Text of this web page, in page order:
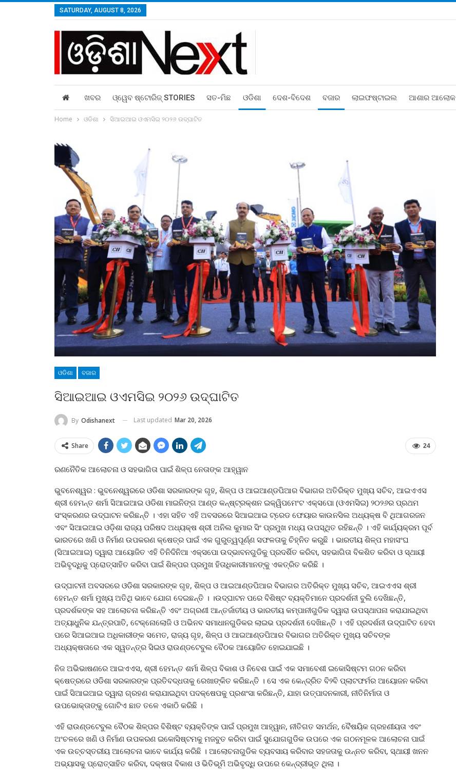
SATURDAY, AUGUST 8, 2026
ଖବର ଓ୍ୱେବ ଷ୍ଟୋରିଜ୍‌ STORIES ସତ-ମିଛ ଓଡିଶା ଦେଶ-ବିଦେଶ ବଜାର ଲାଇଫଷ୍ଟାଇଲ ଆଶାର ଆଲୋକ
Home ଓଡିଶା ସିଆଇଆଇ ଓଏମସିଇ ୨୦୨୬ ଉଦ୍‌ଘାଟିତ
ଓଡିଶା ବଜାର
ସିଆଇଆଇ ଓଏମସିଇ ୨୦୨୬ ଉଦ୍‌ଘାଟିତ
By Odishanext Last updated Mar 20, 2026
24
Share
ରଣନୈତିକ ଆଲୋଚନା ଓ ସହଭାଗିତା ପାଇଁ ଶିଳ୍ପ ନେତାଙ୍କ ଆହ୍ୱାନ
ଭୁବନେଶ୍ୱର : ଭୁବନେଶ୍ୱରରେ ଓଡିଶା ସରକାରଙ୍କ ଗୃହ, ଶିଳ୍ପ ଓ ଆଇଆଣ୍ଡପିଆର ବିଭାଗର ଅତିରିକ୍ତ ମୁଖ୍ୟ ସଚିବ, ଆଇଏଏସ
ଶ୍ରୀ ହେମନ୍ତ ଶର୍ମା ସିଆଇଆଇ ଓଡିଶା ମାଇନିଙ୍ଗ ଆଣ୍ଡ କନ୍‌ଷ୍ଟ୍ରକ୍‌ଶନ ଇକ୍ୱିପମେଂଟ ଏକ୍ସପୋ (ଓଏମସିଇ) ୨୦୨୬ର ପ୍ରଥମ
ସଂସ୍କରଣର ଉଦ୍‌ଘାଟନ କରିଛନ୍ତି । ଏହା ସହିତ ଏହି ଅବସରରେ ସିଆଇଆଇ ଟ୍ରେଡ ଫେୟାର କାଉନସିଲ ଅଧ୍ୟକ୍ଷ ବି ଥିଆଗରଜନ
ଏବଂ ସିଆଇଆଇ ଓଡ଼ିଶା ରାଜ୍ୟ ପରିଷଦ ଅଧ୍ୟକ୍ଷ ଶ୍ରୀ ଅନିଲ କୁମାର ସିଂ ପ୍ରମୁଖ ମଧ୍ୟ ଉପସ୍ଥିତ ରହିଛନ୍ତି । ଏହି କାର୍ଯ୍ୟକ୍ରମ ପୂର୍ବ
ଭାରତରେ ଖଣି ଓ ନିର୍ମାଣ ଉପକରଣ କ୍ଷେତ୍ର ପାଇଁ ଏକ ଗୁରୁତ୍ୱପୂର୍ଣ୍ଣ ସଫଳତାକୁ ଚିହ୍ନିତ କରୁଛି । ଭାରତୀୟ ଶିଳ୍ପ ମହାସଂଘ
(ସିଆଇଆଇ) ଦ୍ୱାରା ଆୟୋଜିତ ଏହି ତିନିଦିନିଆ ଏକ୍ସପୋ ଉଦ୍ଭାବନଗୁଡିକୁ ପ୍ରଦର୍ଶିତ କରିବା, ସହଭାଗିତା ବିକଶିତ କରିବା ଓ ସ୍ଥାୟୀ
ଅଭିବୃଦ୍ଧିକୁ ପ୍ରୋତ୍ସାହିତ କରିବା ପାଇଁ ଶିଳ୍ପର ପ୍ରମୁଖ ହିତାଧିକାରୀମାନଙ୍କୁ ଏକତ୍ରିତ କରିଛି ।
ଉଦ୍‌ଘାଟନୀ ଅବସରରେ ଓଡିଶା ସରକାରଙ୍କ ଗୃହ, ଶିଳ୍ପ ଓ ଆଇଆଣ୍ଡପିଆର ବିଭାଗର ଅତିରିକ୍ତ ମୁଖ୍ୟ ସଚିବ, ଆଇଏଏସ ଶ୍ରୀ
ହେମନ୍ତ ଶର୍ମା ମୁଖ୍ୟ ଅତିଥି ଭାବେ ଯୋଗ ଦେଇଛନ୍ତି । ।ଉଦ୍‌ଘାଟନ ପରେ ବିଶିଷ୍ଟ ବ୍ୟକ୍ତିମାନେ ପ୍ରଦର୍ଶନୀ ବୁଲି ଦେଖିଛନ୍ତି,
ପ୍ରଦର୍ଶକଙ୍କ ସହ ଆଲୋଚନା କରିଛନ୍ତି ଏବଂ ଅଗ୍ରଣୀ ଆନ୍ତର୍ଜାତୀୟ ଓ ଭାରତୀୟ କମ୍ପାନୀଗୁଡିକ ଦ୍ୱାରା ଉପସ୍ଥାପନା କରାଯାଇଥିବା
ଅତ୍ୟାଧୁନିକ ଯନ୍ତ୍ରପାତି, ଟେକ୍ନୋଲୋଜି ଓ ଅଭିନବ ସମାଧାନଗୁଡିକର ଲାଇଭ ପ୍ରଦର୍ଶନୀ ଦେଖିଛନ୍ତି । ଏହି ପ୍ରଦର୍ଶନୀ ଉଦ୍‌ଘାଟିତ ହେବା
ପରେ ସିଆଇଆଇ ଅଧିକାରୀଙ୍କ ସମେତ, ରାଜ୍ୟ ଗୃହ, ଶିଳ୍ପ ଓ ଆଇଆଣ୍ଡପିଆର ବିଭାଗର ଅତିରିକ୍ତ ମୁଖ୍ୟ ସଚିବଙ୍କ
ଅଧ୍ୟକ୍ଷତାରେ ଏକ ସ୍ୱତନ୍ତ୍ର ସିଇଓ ରାଉଣ୍ଡଟେବୁଲ ବୈଠକ ଆୟୋଜିତ ହୋଇଯାଇଛି ।
ନିଜ ଅଭିଭାଷଣରେ ଆଇଏଏସ, ଶ୍ରୀ ହେମନ୍ତ ଶର୍ମା ଶିଳ୍ପ ବିକାଶ ଓ ନିବେଶ ପାଇଁ ଏକ ସମାବେଶୀ ଇକୋସିଷ୍ଟମ ଗଠନ କରିବା
କ୍ଷେତ୍ରରେ ଓଡିଶା ସରକାରଙ୍କ ପ୍ରତିବଦ୍ଧତାକୁ ରେଖାଙ୍କିତ କରିଛନ୍ତି । ସେ ଏକ କେନ୍ଦ୍ରିତ ବି୨ବି ପ୍ଲାଟଫର୍ମର ଆୟୋଜନ କରିବା
ପାଇଁ ସିଆଇଆଇ ଦ୍ୱାରା ଗ୍ରହଣ କରାଯାଇଥିବା ପଦକ୍ଷେପକୁ ପ୍ରଶଂସା କରିଛନ୍ତି, ଯାହା ଉତ୍ପାଦନକାରୀ, ନୀତିନିର୍ମାତା ଓ
ଉପଭୋକ୍ତାଙ୍କୁ ଗୋଟିଏ ଛାତ ତଳେ ଏକାଠି କରିଛି ।
ଏହି ରାଉଣ୍ଡଟେବୁଲ ବୈଠକ ଶିଳ୍ପର ବିଶିଷ୍ଟ ବ୍ୟକ୍ତିଙ୍କ ପାଇଁ ପ୍ରମୁଖ ଆହ୍ୱାନ, ନୀତିଗତ ସମର୍ଥନ, ବୈଷୟିକ ଗ୍ରହଣୀୟତା ଏବଂ
ଅଂଚଳରେ ଖଣି ଓ ନିର୍ମାଣ ଉପକରଣ ଇକୋସିଷ୍ଟମକୁ ମଜବୁତ କରିବା ପାଇଁ ସୁଯୋଗଗୁଡିକ ଉପରେ ଏକ ଗଠନମୂଳକ ଆଲୋଚନା ପାଇଁ
ଏକ ଉଚ୍ଚସ୍ତରୀୟ ଆଲୋଚନା ଭାବେ କାର୍ଯ୍ୟ କରିଛି । ଆଲୋଚନାଗୁଡିକ ବ୍ୟବସାୟ କରିବାର ସହଜତାକୁ ଉନ୍ନତ କରିବା, ସ୍ଥାୟୀ ଖନନ
ଅଭ୍ୟାସକୁ ପ୍ରୋତ୍ସାହିତ କରିବା, ଦକ୍ଷତା ବିକାଶ ଓ ଭିତିଭୂମି ଅଭିବୃଦ୍ଧି ଉପରେ କେନ୍ଦ୍ରୀଭୂତ ଥିଲା ।